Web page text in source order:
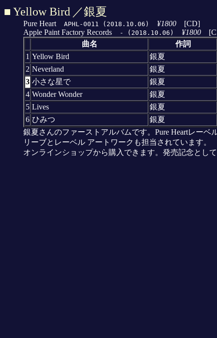
■ Yellow Bird ／銀夏
Pure Heart APHL-0011 (2018.10.06) ¥1800 [CD]
Apple Paint Factory Records
- (2018.10.06) ¥1800
曲名
作詞
1 Yellow Bird
銀夏
2 Neverland
銀夏
3 小さな星で
銀夏
4 Wonder Wonder
銀夏
5 Lives
銀夏
6 ひみつ
銀夏
銀夏さんのファーストアルバムです。Pure Heartレー
リーブとレーベル アートワークも担当されています。
オンラインショップから購入できます。発売記念とし